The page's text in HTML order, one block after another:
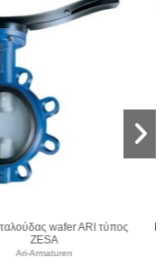
Βάνα πεταλούδας lug ARI